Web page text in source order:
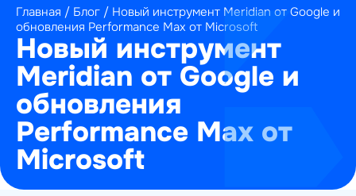
Главная / Блог / Новый инструмент Meridian от Google и
обновления Performance Max от Microsoft
Новый инструмент
Meridian от Google и
обновления
Performance Max от
Microsoft